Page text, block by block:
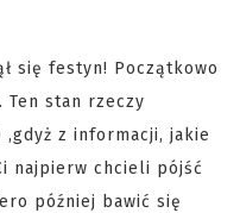
się festyn! Początkowo
stan rzeczy
,gdyż z informacji, jakie
najpierw chcieli pójść
później bawić się